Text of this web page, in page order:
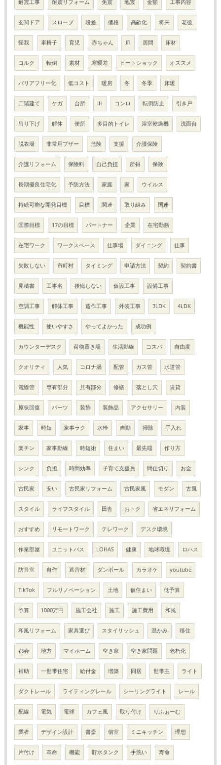
耐震工事 耐震リフォーム 免震 地震 金額 工事内容
玄関ドア スロープ 段差 価格 高齢化 将来 老後
怪我 車椅子 育児 赤ちゃん 扉 居間 床材
コルク 転倒 素材 寒暖差 ヒートショック オススメ
バリアフリー化 低コスト 暖房 冬 冬季 床暖
二階建て ケガ 台所 IH コンロ 転倒防止 引き戸
吊り下げ 解体 便所 多目的トイレ 浴室乾燥機 洗面台
脱衣場 非常用ブザー 危険 支援 介護保険
介護リフォーム 保険料 自己負担 所得 保険
長期優良住宅化 予防方法 家庭 家 ウイルス
持続可能な開発目標 目標 関連 取り組み 国連
国際目標 17の目標 パートナー 企業 在宅勤務
在宅ワーク ワークスペース 仕事場 ダイニング 仕事
失敗しない 市町村 タイミング 申請方法 契約 契約書
見積書 工事名 後悔しない 仮設工事 設備工事
空調工事 解体工事 造作工事 外装工事 3LDK 4LDK
機能性 使いやすさ やってよかった 成功例
カウンターデスク 荷物置き場 生活動線 コスパ 自由度
クオリティ 人気 コロナ渦 配管 ガス管 水道管
電線管 専有部分 共有部分 修繕 落とし穴 賃貸
原状回復 パーツ 装飾 装飾品 アクセサリー 内装
家事 時短 家事ラク 水栓 自動 掃除 手入れ
楽チン 家事動線 時短術 住まい 最先端 作り方
シンク 負担 時間効率 子育て支援員 間仕切り お金
古民家 安い 古民家リフォーム 古民家風 モダン 古風
スタイル ライフスタイル 田舎 おトク 省エネリフォーム
おすすめ リモートワーク テレワーク デスク環境
作業部屋 ユニットバス LOHAS 健康 地球環境 ロハス
防音室 自作 遮音材 ダンボール カラオケ youtube
TIkTok フルリノベーション 土地 仮住まい 低予算
予算 1000万円 施工会社 施工 施工費用 和風
和風リフォーム 家具選び スタイリッシュ 温かみ 移住
都会 地方 マイホーム 空き家 空き家問題 老朽化
補助 一世帯住宅 給付金 増築 同居 世帯主 ライト
ダクトレール ライティングレール シーリングライト レール
配線 電気 電球 カフェ風 取り付け りふぉーむ
業者 デザイン設計 書斎 個室 ミニキッチン 理想
片付け 革命 機能 貯水タンク 手洗い 寿命